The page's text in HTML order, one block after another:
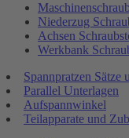
Niederzug
Achsen
Werkbank
Spannpratzen Sätze
Parallel Unterlagen
Aufspannwinkel
Teilapparate und